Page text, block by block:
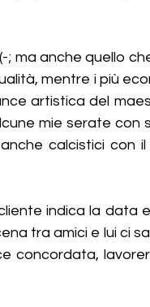
ma anche quello
mentre i più
artistica del
mie serate con
calcistici con il
indica la data
tra amici e lui ci
concordata,